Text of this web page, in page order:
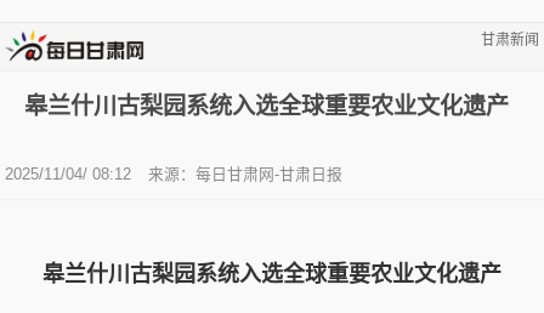
甘肃新闻
皋兰什川古梨园系统入选全球重要农业文化遗产
2025/11/04/ 08:12 来源：每日甘肃网-甘肃日报
皋兰什川古梨园系统入选全球重要农业文化遗产